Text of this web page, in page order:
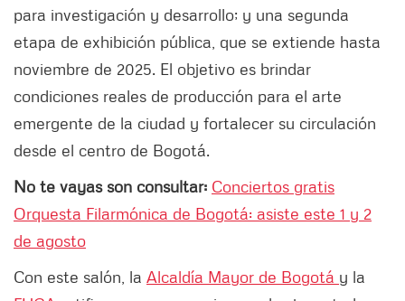
para investigación y desarrollo; y una segunda
etapa de exhibición pública, que se extiende hasta
noviembre de 2025. El objetivo es brindar
condiciones reales de producción para el arte
emergente de la ciudad y fortalecer su circulación
desde el centro de Bogotá.
No te vayas son consultar: Conciertos gratis
Orquesta Filarmónica de Bogotá: asiste este 1 y 2
de agosto
Con este salón, la Alcaldía Mayor de Bogotá y la